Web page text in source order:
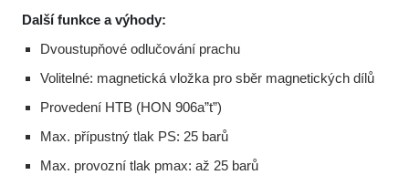
Další funkce a výhody:
Dvoustupňové odlučování prachu
Volitelné: magnetická vložka pro sběr magnetických dílů
Provedení HTB (HON 906a”t”)
Max. přípustný tlak PS: 25 barů
Max. provozní tlak pmax: až 25 barů